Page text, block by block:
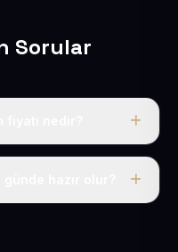
Sorular
+ KDV. Bu bedele alan